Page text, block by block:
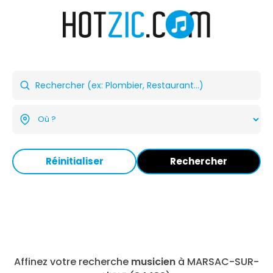
Réinitialiser Rechercher
Affinez votre recherche musicien à MARSAC-SUR-